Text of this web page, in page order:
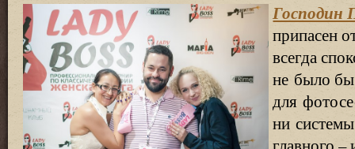
Господин
припасен
всегда
не было бы
для
ни